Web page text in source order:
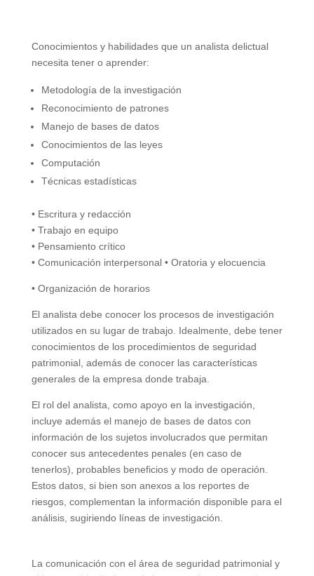
Conocimientos y habilidades que un analista delictual
necesita tener o aprender:
Metodología de la investigación
Reconocimiento de patrones
Manejo de bases de datos
Conocimientos de las leyes
Computación
Técnicas estadísticas
• Escritura y redacción
• Trabajo en equipo
• Pensamiento crítico
• Comunicación interpersonal • Oratoria y elocuencia
• Organización de horarios
El analista debe conocer los procesos de investigación
utilizados en su lugar de trabajo. Idealmente, debe tener
conocimientos de los procedimientos de seguridad
patrimonial, además de conocer las características
generales de la empresa donde trabaja.
El rol del analista, como apoyo en la investigación,
incluye además el manejo de bases de datos con
información de los sujetos involucrados que permitan
conocer sus antecedentes penales (en caso de
tenerlos), probables beneficios y modo de operación.
Estos datos, si bien son anexos a los reportes de
riesgos, complementan la información disponible para el
análisis, sugiriendo líneas de investigación.
La comunicación con el área de seguridad patrimonial y